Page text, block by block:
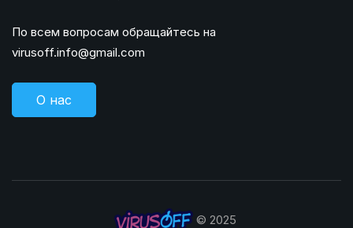
По всем вопросам обращайтесь на
virusoff.info@gmail.com
О нас
© 2025